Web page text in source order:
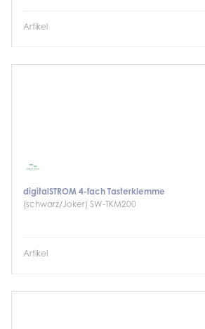
Artikel
digitalSTROM 4-fach Tasterklemme
(schwarz/Joker) SW-TKM200
Artikel